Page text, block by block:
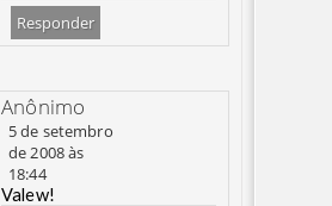
Responder
Anônimo
5 de setembro
de 2008 às
18:44
Valew!